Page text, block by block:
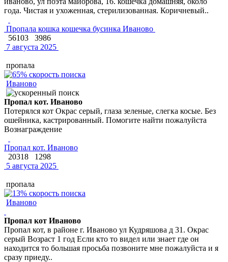
года. Чистая и ухоженная, стерилизованная. Коричневый..
Пропала кошка кошечка бусинка Иваново
56103
3986
7 августа 2025
пропала
Иваново
Пропал кот. Иваново
Потерялся кот Окрас серый, глаза зеленые, слегка косые. Без
ошейника, кастрированный. Помогите найти пожалуйста
Вознаграждение
Пропал кот. Иваново
20318
1298
5 августа 2025
пропала
Иваново
Пропал кот Иваново
Пропал кот, в районе г. Иваново ул Кудряшова д 31. Окрас
серый Возраст 1 год Если кто то видел или знает где он
находится то большая просьба позвоните мне пожалуйста и я
сразу приеду..